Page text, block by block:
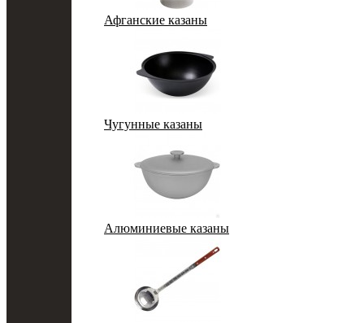
Афганские казаны
Чугунные казаны
Алюминиевые казаны